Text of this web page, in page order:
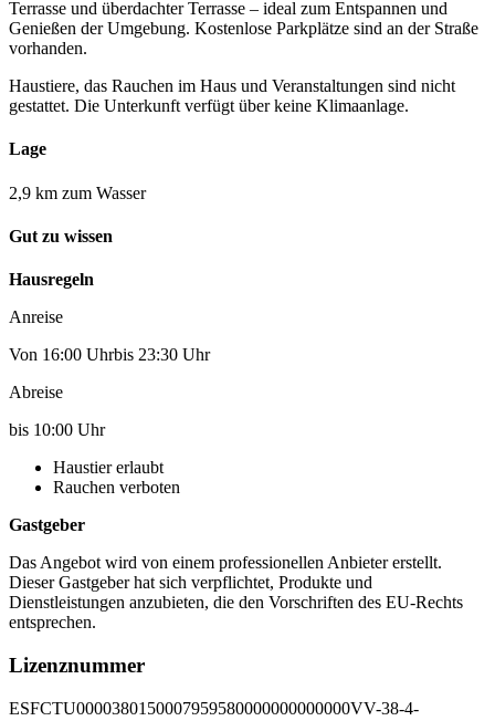
Terrasse und überdachter Terrasse – ideal zum Entspannen und
Genießen der Umgebung. Kostenlose Parkplätze sind an der Straße
vorhanden.
Haustiere, das Rauchen im Haus und Veranstaltungen sind nicht
gestattet. Die Unterkunft verfügt über keine Klimaanlage.
Lage
2,9 km zum Wasser
Gut zu wissen
Hausregeln
Anreise
Von 16:00 Uhrbis 23:30 Uhr
Abreise
bis 10:00 Uhr
Haustier erlaubt
Rauchen verboten
Gastgeber
Das Angebot wird von einem professionellen Anbieter erstellt.
Dieser Gastgeber hat sich verpflichtet, Produkte und
Dienstleistungen anzubieten, die den Vorschriften des EU-Rechts
entsprechen.
Lizenznummer
ESFCTU0000380150007959580000000000000VV-38-4-